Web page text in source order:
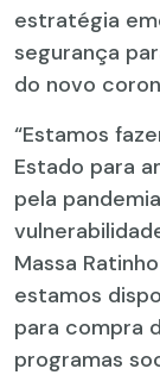
estratégia
segurança
do novo
“Estamos
Estado para
pela
Massa
estamos
para compra
programas